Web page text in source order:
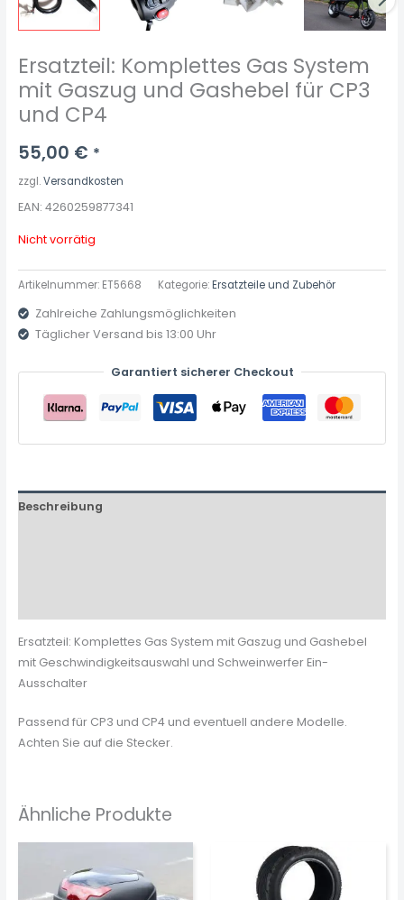
Ersatzteil: Komplettes Gas System
mit Gaszug und Gashebel für CP3
und CP4
55,00 € *
zzgl.Versandkosten
EAN: 4260259877341
Nicht vorrätig
Artikelnummer: ET5668 Kategorie:Ersatzteile und Zubehör
Zahlreiche Zahlungsmöglichkeiten
Täglicher Versand bis 13:00 Uhr
Garantiert sicherer Checkout
Beschreibung
Ersatzteil: Komplettes Gas System mit Gaszug und Gashebel
mit Geschwindigkeitsauswahl und Schweinwerfer Ein-
Ausschalter
Passend für CP3 und CP4 und eventuell andere Modelle.
Achten Sie auf die Stecker.
Ähnliche Produkte